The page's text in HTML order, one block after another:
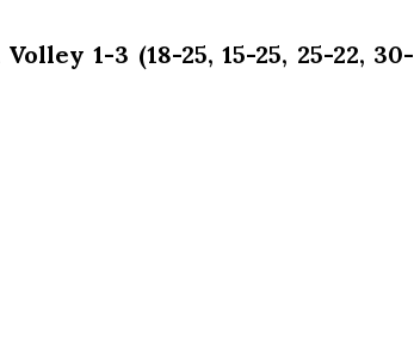
1-3 (18-25, 15-25, 25-22, 30-